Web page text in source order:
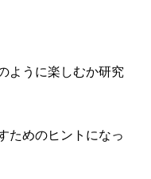
ように楽しむか研究
ためのヒントになっ